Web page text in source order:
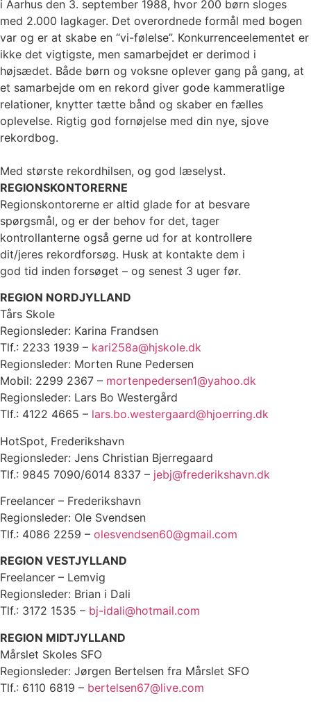
i Aarhus den 3. september 1988, hvor 200 børn sloges
med 2.000 lagkager. Det overordnede formål med bogen
var og er at skabe en “vi-følelse”. Konkurrenceelementet er
ikke det vigtigste, men samarbejdet er derimod i
højsædet. Både børn og voksne oplever gang på gang, at
et samarbejde om en rekord giver gode kammeratlige
relationer, knytter tætte bånd og skaber en fælles
oplevelse. Rigtig god fornøjelse med din nye, sjove
rekordbog.
Med største rekordhilsen, og god læselyst.
REGIONSKONTORERNE
Regionskontorerne er altid glade for at besvare
spørgsmål, og er der behov for det, tager
kontrollanterne også gerne ud for at kontrollere
dit/jeres rekordforsøg. Husk at kontakte dem i
god tid inden forsøget – og senest 3 uger før.
REGION NORDJYLLAND
Tårs Skole
Regionsleder: Karina Frandsen
Tlf.: 2233 1939 – kari258a@hjskole.dk
Regionsleder: Morten Rune Pedersen
Mobil: 2299 2367 – mortenpedersen1@yahoo.dk
Regionsleder: Lars Bo Westergård
Tlf.: 4122 4665 – lars.bo.westergaard@hjoerring.dk
HotSpot, Frederikshavn
Regionsleder: Jens Christian Bjerregaard
Tlf.: 9845 7090/6014 8337 – jebj@frederikshavn.dk
Freelancer – Frederikshavn
Regionsleder: Ole Svendsen
Tlf.: 4086 2259 – olesvendsen60@gmail.com
REGION VESTJYLLAND
Freelancer – Lemvig
Regionsleder: Brian i Dali
Tlf.: 3172 1535 – bj-idali@hotmail.com
REGION MIDTJYLLAND
Mårslet Skoles SFO
Regionsleder: Jørgen Bertelsen fra Mårslet SFO
Tlf.: 6110 6819 – bertelsen67@live.com